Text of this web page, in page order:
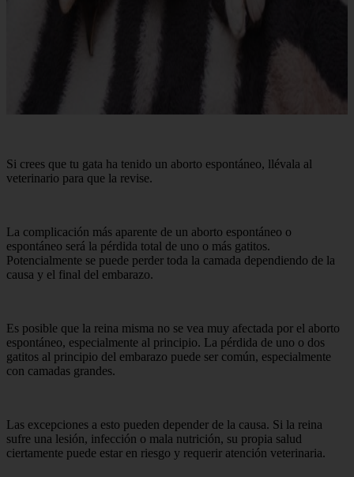
Si crees que tu gata ha tenido un aborto espontáneo, llévala al
veterinario para que la revise.
La complicación más aparente de un aborto espontáneo o
espontáneo será la pérdida total de uno o más gatitos.
Potencialmente se puede perder toda la camada dependiendo de la
causa y el final del embarazo.
Es posible que la reina misma no se vea muy afectada por el aborto
espontáneo, especialmente al principio. La pérdida de uno o dos
gatitos al principio del embarazo puede ser común, especialmente
con camadas grandes.
Las excepciones a esto pueden depender de la causa. Si la reina
sufre una lesión, infección o mala nutrición, su propia salud
ciertamente puede estar en riesgo y requerir atención veterinaria.